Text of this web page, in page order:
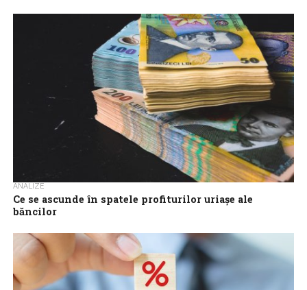
miliarde de leva (un miliard de euro) în primul semestru din...
ANALIZE
Ce se ascunde în spatele profiturilor uriașe ale
băncilor
foarte bună din punct de vedere financiar. Un lucru excelent,
dacă întrebi orice...